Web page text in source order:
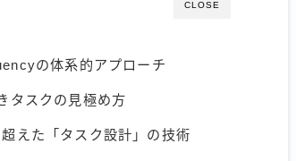
CLOSE
の体系的アプローチ
タスクの見極め方
えた「タスク設計」の技術